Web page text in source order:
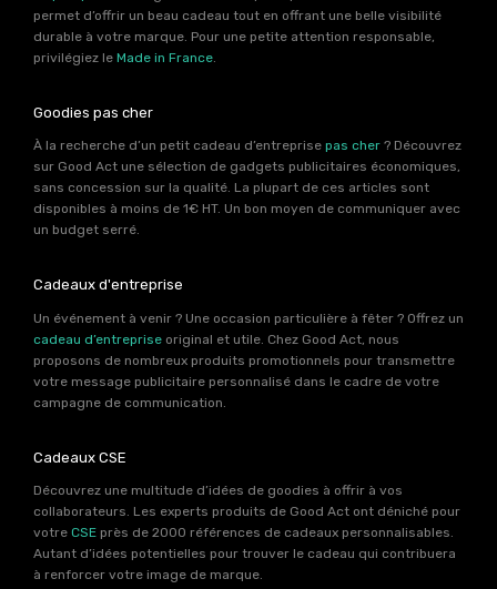
permet d’offrir un beau cadeau tout en offrant une belle visibilité
durable à votre marque. Pour une petite attention responsable,
privilégiez le Made in France.
Goodies pas cher
À la recherche d’un petit cadeau d’entreprise pas cher ? Découvrez
sur Good Act une sélection de gadgets publicitaires économiques,
sans concession sur la qualité. La plupart de ces articles sont
disponibles à moins de 1€ HT. Un bon moyen de communiquer avec
un budget serré.
Cadeaux d'entreprise
Un événement à venir ? Une occasion particulière à fêter ? Offrez un
cadeau d’entreprise original et utile. Chez Good Act, nous
proposons de nombreux produits promotionnels pour transmettre
votre message publicitaire personnalisé dans le cadre de votre
campagne de communication.
Cadeaux CSE
Découvrez une multitude d’idées de goodies à offrir à vos
collaborateurs. Les experts produits de Good Act ont déniché pour
votre CSE près de 2000 références de cadeaux personnalisables.
Autant d’idées potentielles pour trouver le cadeau qui contribuera
à renforcer votre image de marque.